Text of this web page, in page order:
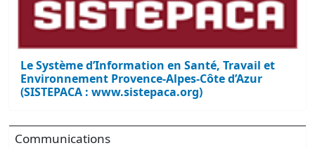
Le Système d’Information en Santé, Travail et
Environnement Provence-Alpes-Côte d’Azur
(SISTEPACA : www.sistepaca.org)
Communications